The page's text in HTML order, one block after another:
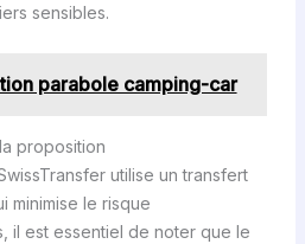
sensibles.
parabole camping-car
proposition
utilise un transfert
minimise le risque
il est essentiel de noter que le